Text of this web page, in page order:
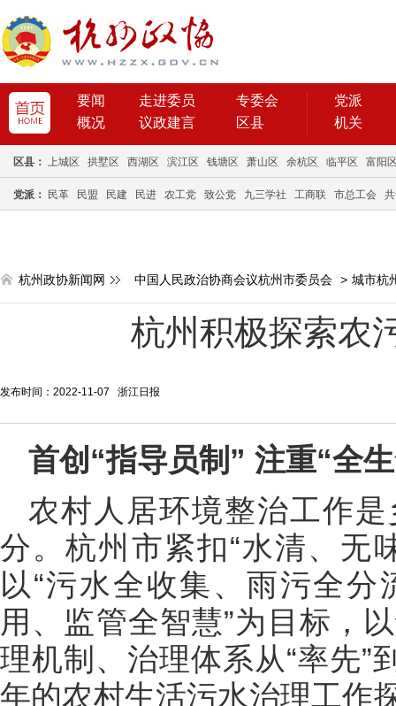
要闻 走进委员
专委会
概况
议政建言 区县
党派
机关
区县： 上城区 拱墅区 西湖区 滨江区 钱塘区 萧山区 余杭区 临平区 富阳
党派： 民革 民盟 民建 民进 农工党 致公党 九三学社 工商联 市总工会
杭州政协新闻网 中国人民政治协商会议杭州市委员会 > 城市杭
杭州积极探索农
发布时间：2022-11-07 浙江日报
首创“指导员制” 注重“全
农村人居环境整治工作
分。杭州市紧扣“水清、无
以“污水全收集、雨污全
用、监管全智慧”为目标，
理机制、治理体系从“率先”
年的农村生活污水治理工作